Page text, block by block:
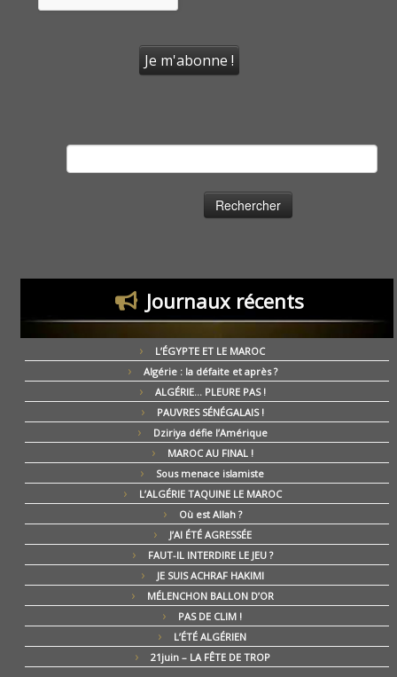
Journaux récents
L’ÉGYPTE ET LE MAROC
Algérie : la défaite et après ?
ALGÉRIE… PLEURE PAS !
PAUVRES SÉNÉGALAIS !
Dziriya défie l’Amérique
MAROC AU FINAL !
Sous menace islamiste
L’ALGÉRIE TAQUINE LE MAROC
Où est Allah ?
J’AI ÉTÉ AGRESSÉE
FAUT-IL INTERDIRE LE JEU ?
JE SUIS ACHRAF HAKIMI
MÉLENCHON BALLON D’OR
PAS DE CLIM !
L’ÉTÉ ALGÉRIEN
21juin – LA FÊTE DE TROP